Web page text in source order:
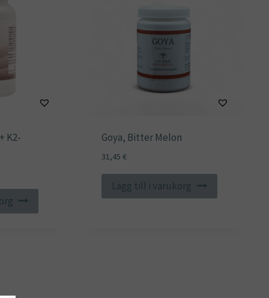
K2- Goya, Bitter Melon
31,45€
Lägg till i varukorg